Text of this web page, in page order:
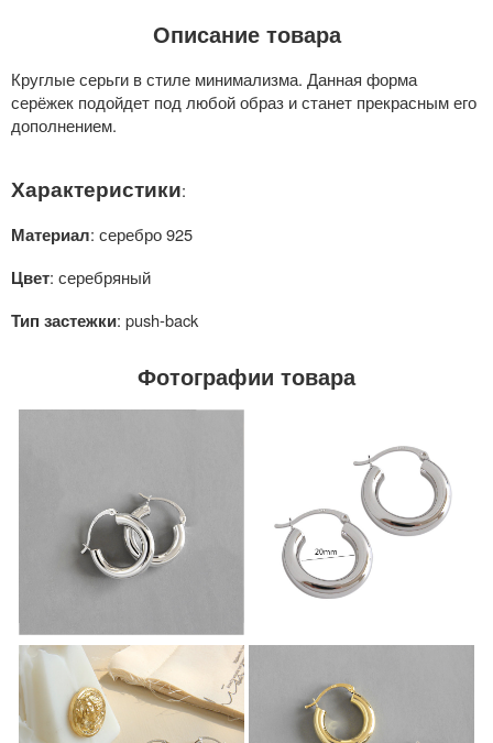
Описание товара
Круглые серьги в стиле минимализма. Данная форма
серёжек подойдет под любой образ и станет прекрасным его
дополнением.
Характеристики:
Материал: серебро 925
Цвет: серебряный
Тип застежки: push-back
Фотографии товара